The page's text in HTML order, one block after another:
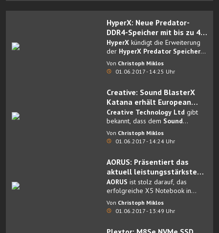
HyperX: Neue Predator-
DDR4-Speicher mit bis zu 4
GHz Takt
HyperX kündigt die Erweiterung
der HyperX Predator Speicher-
Produktlinie mit neuen
Leistungsmodulen an.
Von Christoph Miklos
01.06.2017 - 14:25 Uhr
Creative: Sound BlasterX
Katana erhält European
Hardware Award
Creative Technology Ltd gibt
bekannt, dass dem Sound
BlasterX Katana
Computex Taipei der angesehene
wurde.
Von Christoph Miklos
01.06.2017 - 14:24 Uhr
AORUS: Präsentiert das
aktuell leistungsstärkste
15“ Notebook auf dem
Markt!
AORUS ist stolz darauf, das
erfolgreiche X5 Notebook in
einer neuen Version vorstellen zu
können.
Von Christoph Miklos
01.06.2017 - 13:49 Uhr